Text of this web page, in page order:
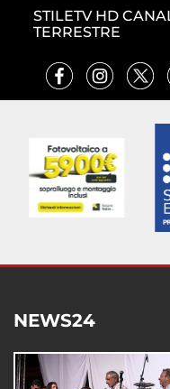
STILETV HD
TERRESTRE
NEWS24